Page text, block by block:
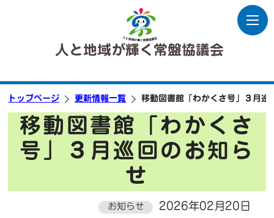
人と地域が輝く常盤協議会
トップページ 更新情報一覧 移動図書館「わかくさ号」３月巡
移動図書館「わかくさ
号」３月巡回のお知ら
せ
お知らせ 2026年02月20日